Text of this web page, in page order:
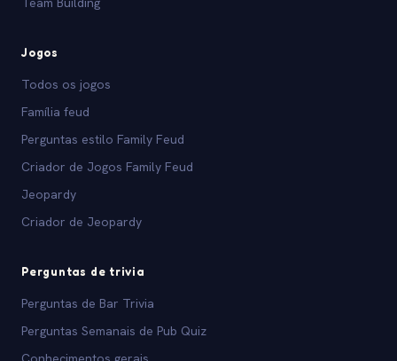
Jogos
Todos os jogos
Família feud
Perguntas estilo Family Feud
Criador de Jogos Family Feud
Jeopardy
Criador de Jeopardy
Perguntas de trivia
Perguntas de Bar Trivia
Perguntas Semanais de Pub Quiz